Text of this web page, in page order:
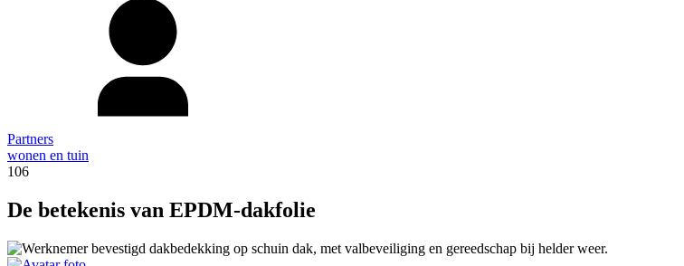
Partners
wonen en tuin
106
De betekenis van EPDM-dakfolie